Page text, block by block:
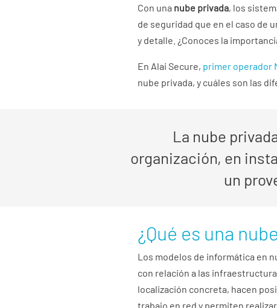
Con una nube privada, los
de seguridad que en el caso de
y detalle. ¿Conoces la
En Alai Secure, primer operador
nube privada, y cuáles son las
La nube
organización, en
un
¿Qué es una
Los modelos de informática en
con relación a las
localización concreta, hacen
trabajo en red y permiten